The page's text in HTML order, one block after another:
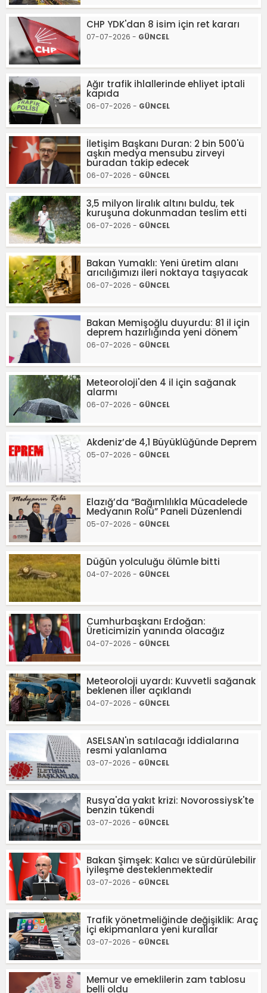
CHP YDK'dan 8 isim için ret kararı
07-07-2026 - GÜNCEL
Ağır trafik ihlallerinde ehliyet iptali
kapıda
06-07-2026 - GÜNCEL
İletişim Başkanı Duran: 2 bin 500'ü
aşkın medya mensubu zirveyi
buradan takip edecek
06-07-2026 - GÜNCEL
3,5 milyon liralık altını buldu, tek
kuruşuna dokunmadan teslim etti
06-07-2026 - GÜNCEL
Bakan Yumaklı: Yeni üretim alanı
arıcılığımızı ileri noktaya taşıyacak
06-07-2026 - GÜNCEL
Bakan Memişoğlu duyurdu: 81 il için
deprem hazırlığında yeni dönem
06-07-2026 - GÜNCEL
Meteoroloji'den 4 il için sağanak
alarmı
06-07-2026 - GÜNCEL
Akdeniz’de 4,1 Büyüklüğünde Deprem
05-07-2026 - GÜNCEL
Elazığ’da “Bağımlılıkla Mücadelede
Medyanın Rolü” Paneli Düzenlendi
05-07-2026 - GÜNCEL
Düğün yolculuğu ölümle bitti
04-07-2026 - GÜNCEL
Cumhurbaşkanı Erdoğan:
Üreticimizin yanında olacağız
04-07-2026 - GÜNCEL
Meteoroloji uyardı: Kuvvetli sağanak
beklenen iller açıklandı
04-07-2026 - GÜNCEL
ASELSAN'ın satılacağı iddialarına
resmi yalanlama
03-07-2026 - GÜNCEL
Rusya'da yakıt krizi: Novorossiysk'te
benzin tükendi
03-07-2026 - GÜNCEL
Bakan Şimşek: Kalıcı ve sürdürülebilir
iyileşme desteklenmektedir
03-07-2026 - GÜNCEL
Trafik yönetmeliğinde değişiklik: Araç
içi ekipmanlara yeni kurallar
03-07-2026 - GÜNCEL
Memur ve emeklilerin zam tablosu
belli oldu